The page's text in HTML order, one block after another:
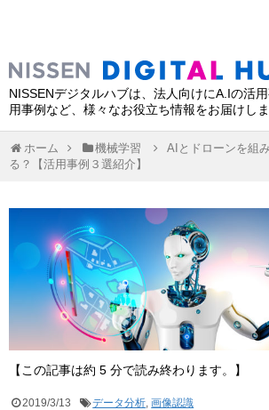
NISSENデジタルハブは、法人向けにA.Iの活
用事例など、様々なお役立ち情報をお届けしま
ホーム 機械学習
AIとドローンを組
る？【活用事例３選紹介】
【この記事は約 5 分で読み終わります。】
2019/3/13 データ分析,画像認識